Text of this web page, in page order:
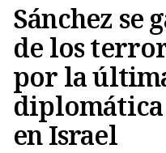
Sánchez se
de los
por la
en Israel